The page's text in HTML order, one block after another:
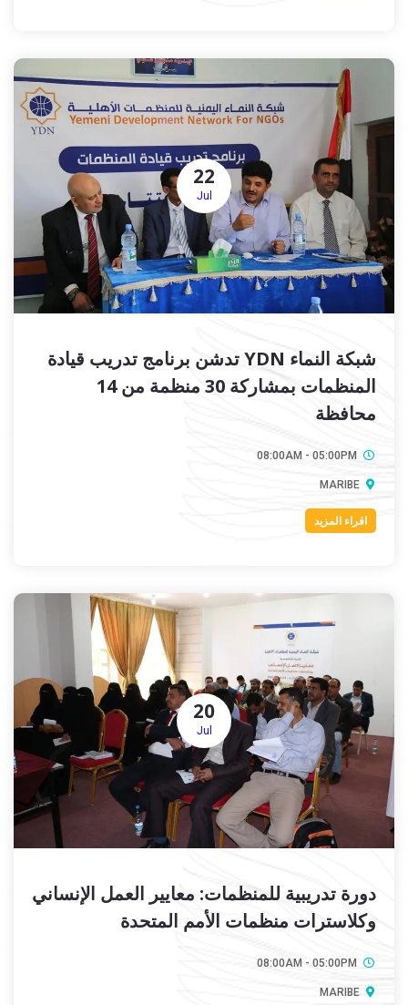
22
Jul
شبكة النماء YDN تدشن برنامج تدريب قيادة
المنظمات بمشاركة 30 منظمة من 14
محافظة
08:00AM - 05:00PM
MARIBE
اقراء المزيد
20
Jul
دورة تدريبية للمنظمات: معايير العمل الإنساني
وكلاسترات منظمات الأمم المتحدة
08:00AM - 05:00PM
MARIBE